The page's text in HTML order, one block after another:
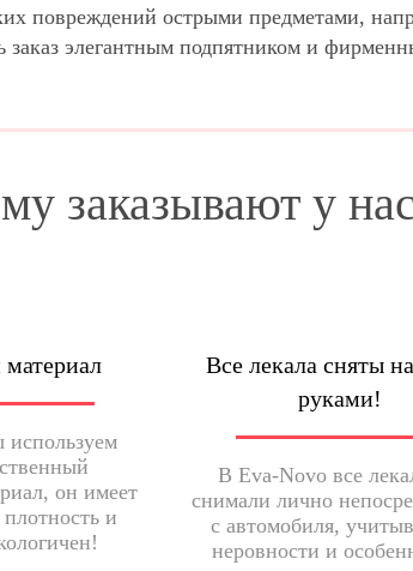
повреждений острыми предметами,
заказ элегантным подпятником и
заказывают у
он имеет
и
Все лекала сняты
руками!
В Eva-Novo все
снимали лично
с автомобиля,
неровности и